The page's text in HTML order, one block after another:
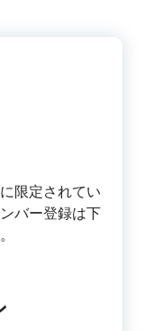
限定されてい
バー登録は下